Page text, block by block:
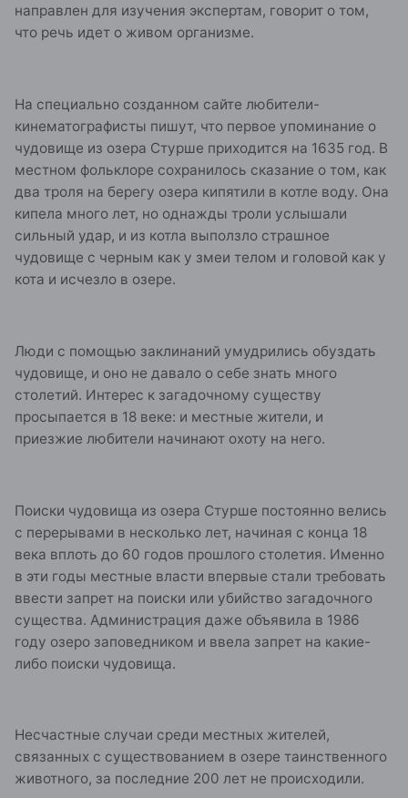
направлен для изучения экспертам, говорит о том,
что речь идет о живом организме.
На специально созданном сайте любители-
кинематографисты пишут, что первое упоминание о
чудовище из озера Стурше приходится на 1635 год. В
местном фольклоре сохранилось сказание о том, как
два троля на берегу озера кипятили в котле воду. Она
кипела много лет, но однажды троли услышали
сильный удар, и из котла выползло страшное
чудовище с черным как у змеи телом и головой как у
кота и исчезло в озере.
Люди с помощью заклинаний умудрились обуздать
чудовище, и оно не давало о себе знать много
столетий. Интерес к загадочному существу
просыпается в 18 веке: и местные жители, и
приезжие любители начинают охоту на него.
Поиски чудовища из озера Стурше постоянно велись
с перерывами в несколько лет, начиная с конца 18
века вплоть до 60 годов прошлого столетия. Именно
в эти годы местные власти впервые стали требовать
ввести запрет на поиски или убийство загадочного
существа. Администрация даже объявила в 1986
году озеро заповедником и ввела запрет на какие-
либо поиски чудовища.
Несчастные случаи среди местных жителей,
связанных с существованием в озере таинственного
животного, за последние 200 лет не происходили.